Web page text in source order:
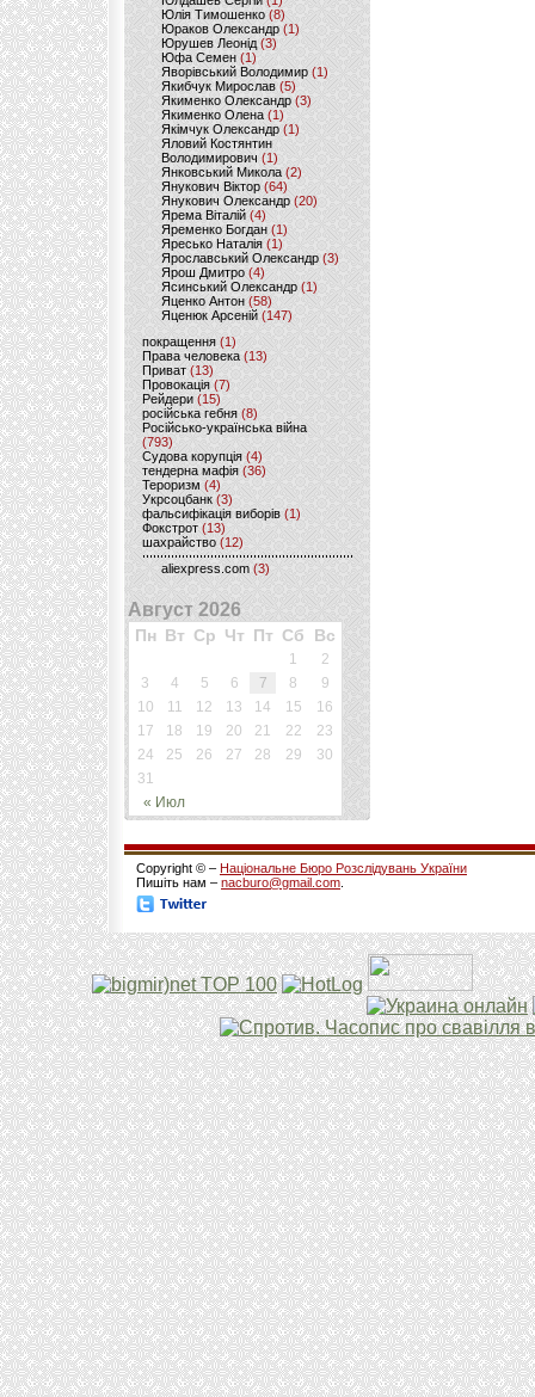
Юлія Тимошенко (8)
Юраков Олександр (1)
Юрушев Леонід (3)
Юфа Семен (1)
Яворівський Володимир (1)
Якибчук Мирослав (5)
Якименко Олександр (3)
Якименко Олена(1)
Якімчук Олександр (1)
Яловий Костянтин
Володимирович (1)
Янковський Микола(2)
Янукович Віктор (64)
Янукович Олександр(20)
Ярема Віталій(4)
Яременко Богдан(1)
Яресько Наталія(1)
Ярославський Олександр (3)
Ярош Дмитро (4)
Ясинський Олександр (1)
Яценко Антон(58)
Яценюк Арсеній (147)
покращення (1)
Права человека(13)
Приват (13)
Провокація (7)
Рейдери (15)
російська гебня (8)
Російсько-українська війна
(793)
Судова корупція (4)
тендерна мафія (36)
Тероризм (4)
Укрсоцбанк (3)
фальсифікація виборів (1)
Фокстрот(13)
шахрайство (12)
aliexpress.com (3)
Август 2026
Пн Вт Ср Чт Пт Сб Вс
« Июл
1
2
3
4 5 6 7 8
9
10
11 12 13 14 15
16
17
18 19 20 21 22
23
24
25 26 27 28 29
30
31
Copyright © – Національне Бюро Розслідувань України
Пишіть нам – nacburo@gmail.com